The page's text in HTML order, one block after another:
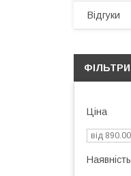
Відгуки
ФІЛЬТРИ
Ціна
Наявність